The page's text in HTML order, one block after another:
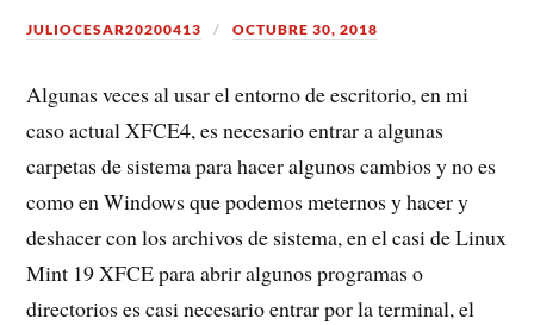
JULIOCESAR20200413 OCTUBRE 30, 2018
Algunas veces al usar el entorno de escritorio, en mi
caso actual XFCE4, es necesario entrar a algunas
carpetas de sistema para hacer algunos cambios y no es
como en Windows que podemos meternos y hacer y
deshacer con los archivos de sistema, en el casi de Linux
Mint 19 XFCE para abrir algunos programas o
directorios es casi necesario entrar por la terminal, el